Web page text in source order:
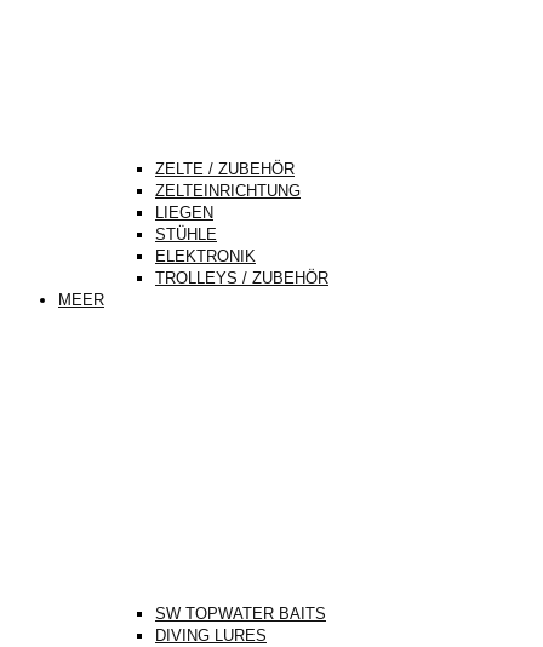
ZELTE / ZUBEHÖR
ZELTEINRICHTUNG
LIEGEN
STÜHLE
ELEKTRONIK
TROLLEYS / ZUBEHÖR
MEER
SW TOPWATER BAITS
DIVING LURES